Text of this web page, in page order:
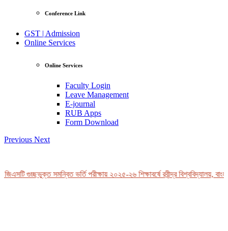
Conference Link
GST | Admission
Online Services
Online Services
Faculty Login
Leave Management
E-journal
RUB Apps
Form Download
Previous Next
গুচ্ছভুক্ত সমন্বিত ভর্তি পরীক্ষায় ২০২৫-২৬ শিক্ষাবর্ষে রবীন্দ্র বিশ্ববিদ্যালয়,